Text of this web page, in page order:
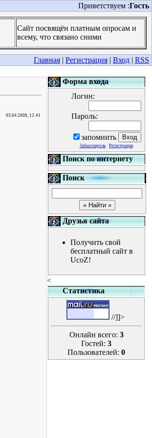
Приветствуем :Гость
Сайт посвящён платным опросам и
всему, что связано сними
Главная | Регистрация | Вход | RSS
03.04.2008, 12:41
Форма входа
Логин:
Пароль:
запомнить
Забыл пароль · Регистрация
Поиск по интернету
Поиск
Друзья сайта
Получить свой
бесплатный сайт в
UcoZ!
<
Статистика
//]]>
Онлайн всего: 3
Гостей: 3
Пользователей: 0